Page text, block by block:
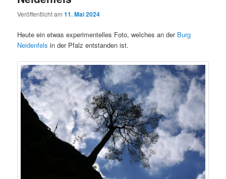
Veröffentlicht am11. Mai 2024
Heute ein etwas experimentelles Foto, welches an der Burg
Neidenfels in der Pfalz entstanden ist.